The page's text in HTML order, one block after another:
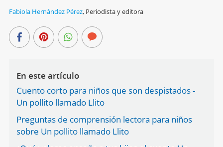
Fabiola Hernández Pérez, Periodista y editora
En este artículo
Cuento corto para niños que son despistados -
Un pollito llamado Llito
Preguntas de comprensión lectora para niños
sobre Un pollito llamado Llito